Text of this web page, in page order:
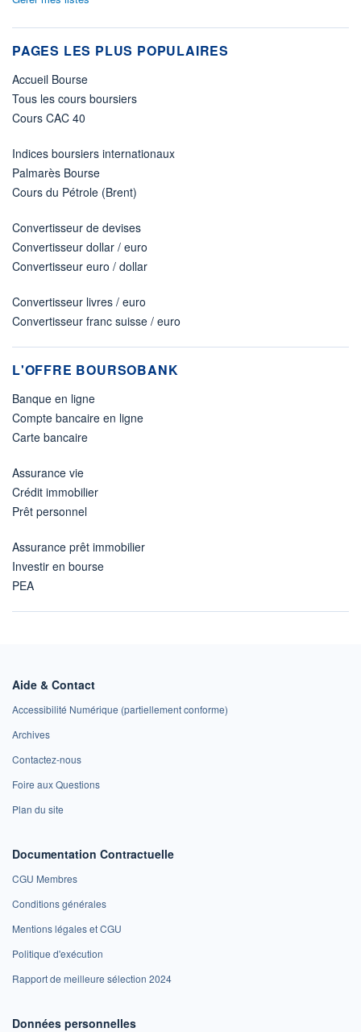
PAGES LES PLUS POPULAIRES
Accueil Bourse
Tous les cours boursiers
Cours CAC 40
Indices boursiers internationaux
Palmarès Bourse
Cours du Pétrole (Brent)
Convertisseur de devises
Convertisseur dollar / euro
Convertisseur euro / dollar
Convertisseur livres / euro
Convertisseur franc suisse / euro
L'OFFRE BOURSOBANK
Banque en ligne
Compte bancaire en ligne
Carte bancaire
Assurance vie
Crédit immobilier
Prêt personnel
Assurance prêt immobilier
Investir en bourse
PEA
Aide & Contact
Accessibilité Numérique (partiellement conforme)
Archives
Contactez-nous
Foire aux Questions
Plan du site
Documentation Contractuelle
CGU Membres
Conditions générales
Mentions légales et CGU
Politique d'exécution
Rapport de meilleure sélection 2024
Données personnelles